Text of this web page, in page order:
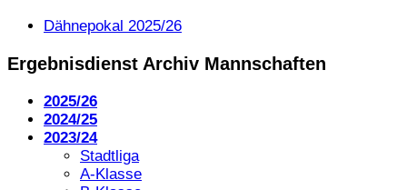
Dähnepokal 2025/26
Ergebnisdienst Archiv Mannschaften
2025/26
2024/25
2023/24
Stadtliga
A-Klasse